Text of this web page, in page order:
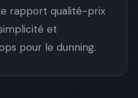
rapport qualité-prix
et
pour le dunning.